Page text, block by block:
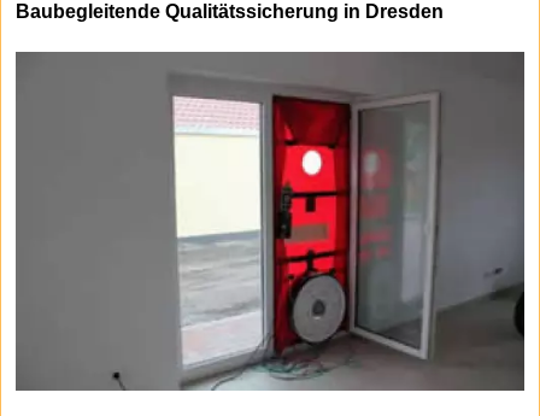
Baubegleitende Qualitätssicherung in Dresden